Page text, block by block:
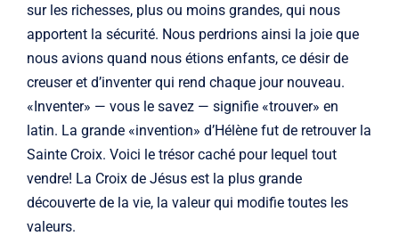
sur les richesses, plus ou moins grandes, qui nous
apportent la sécurité. Nous perdrions ainsi la joie que
nous avions quand nous étions enfants, ce désir de
creuser et d’inventer qui rend chaque jour nouveau.
«Inventer» — vous le savez — signifie «trouver» en
latin. La grande «invention» d’Hélène fut de retrouver la
Sainte Croix. Voici le trésor caché pour lequel tout
vendre! La Croix de Jésus est la plus grande
découverte de la vie, la valeur qui modifie toutes les
valeurs.